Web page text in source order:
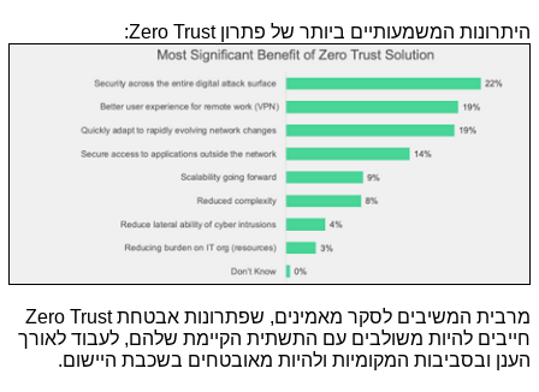
היתרונות המשמעותיים ביותר של פתרוןZero Trust
:
מרבית המשיבים לסקר מאמינים, שפתרונות אבטחתZero Trust
חייבים להיות משולבים עם התשתית הקיימת שלהם, לעבוד לאורך
הענן ובסביבות המקומיות ולהיות מאובטחים בשכבת היישום.